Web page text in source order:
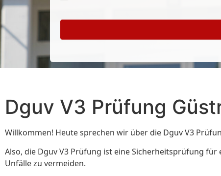
Dguv V3 Prüfung
Willkommen! Heute sprechen wir über die Dguv V3
Also, die Dguv V3 Prüfung ist eine Sicherheitsprüfung für
Unfälle zu vermeiden.